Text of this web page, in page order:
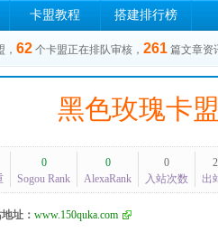
卡盟教程 搭建排行榜
62 个卡盟正在排队审核， 261 篇文章资
黑色玫瑰卡
0
Sogou Rank
0
AlexaRank
0
入站次数
出
址： www.150quka.com